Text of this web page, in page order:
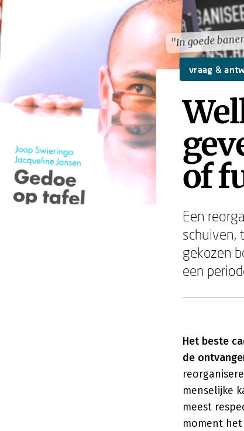
"In goede
"In goede
vraag &
of
Een
schuiven,
gekozen
een
Het beste
de
menselijke
meest
moment